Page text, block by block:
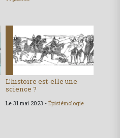
L’histoire est-elle une
science ?
Le 31 mai 2023 - Épistémologie